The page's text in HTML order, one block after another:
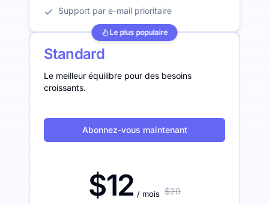
Support par e-mail prioritaire
Le plus populaire
Standard
Le meilleur équilibre pour des besoins
croissants.
Abonnez-vous maintenant
$12 / mois $20